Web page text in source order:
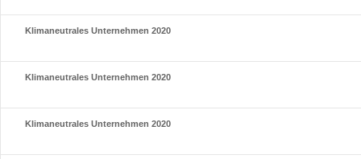
Klimaneutrales Unternehmen 2020
Klimaneutrales Unternehmen 2020
Klimaneutrales Unternehmen 2020